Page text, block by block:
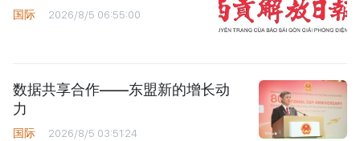
国际 2026/8/5 06:55:00
数据共享合作——东盟新的增长动
力
国际 2026/8/5 03:51:24